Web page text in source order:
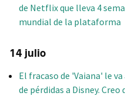
de Netflix que lleva 4
mundial de la plataforma
14 julio
El fracaso de 'Vaiana' le
de pérdidas a Disney.